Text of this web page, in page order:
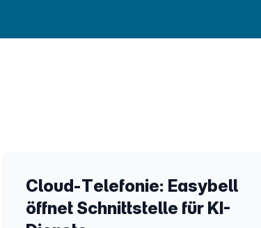
Cloud-Telefonie: Easybell
öffnet Schnittstelle für KI-